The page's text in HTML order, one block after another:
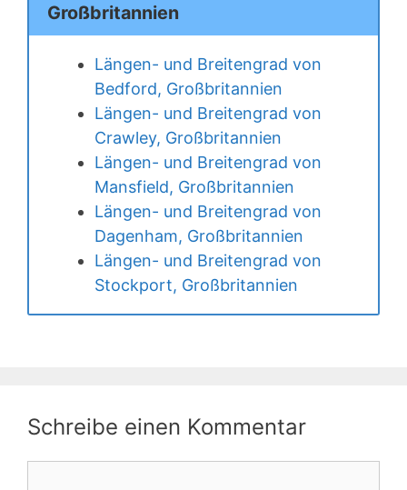
Großbritannien
Längen- und Breitengrad von
Bedford, Großbritannien
Längen- und Breitengrad von
Crawley, Großbritannien
Längen- und Breitengrad von
Mansfield, Großbritannien
Längen- und Breitengrad von
Dagenham, Großbritannien
Längen- und Breitengrad von
Stockport, Großbritannien
Schreibe einen Kommentar